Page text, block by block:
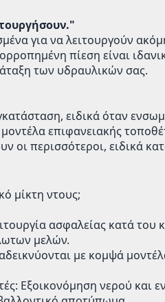
για να λειτουργούν
πίεση είναι
των υδραυλικών σας.
ειδικά όταν
επιφανειακής
οι περισσότεροι, ειδικά
μίκτη ντους;
ασφαλείας κατά του
μελών.
με κομψά
Εξοικονόμηση νερού και